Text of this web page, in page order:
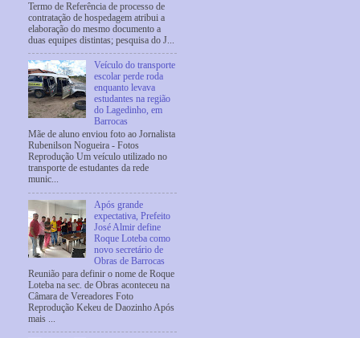
Termo de Referência de processo de
contratação de hospedagem atribui a
elaboração do mesmo documento a
duas equipes distintas; pesquisa do J...
Veículo do transporte
escolar perde roda
enquanto levava
estudantes na região
do Lagedinho, em
Barrocas
Mãe de aluno enviou foto ao Jornalista
Rubenilson Nogueira - Fotos
Reprodução Um veículo utilizado no
transporte de estudantes da rede
munic...
Após grande
expectativa, Prefeito
José Almir define
Roque Loteba como
novo secretário de
Obras de Barrocas
Reunião para definir o nome de Roque
Loteba na sec. de Obras aconteceu na
Câmara de Vereadores Foto
Reprodução Kekeu de Daozinho Após
mais ...